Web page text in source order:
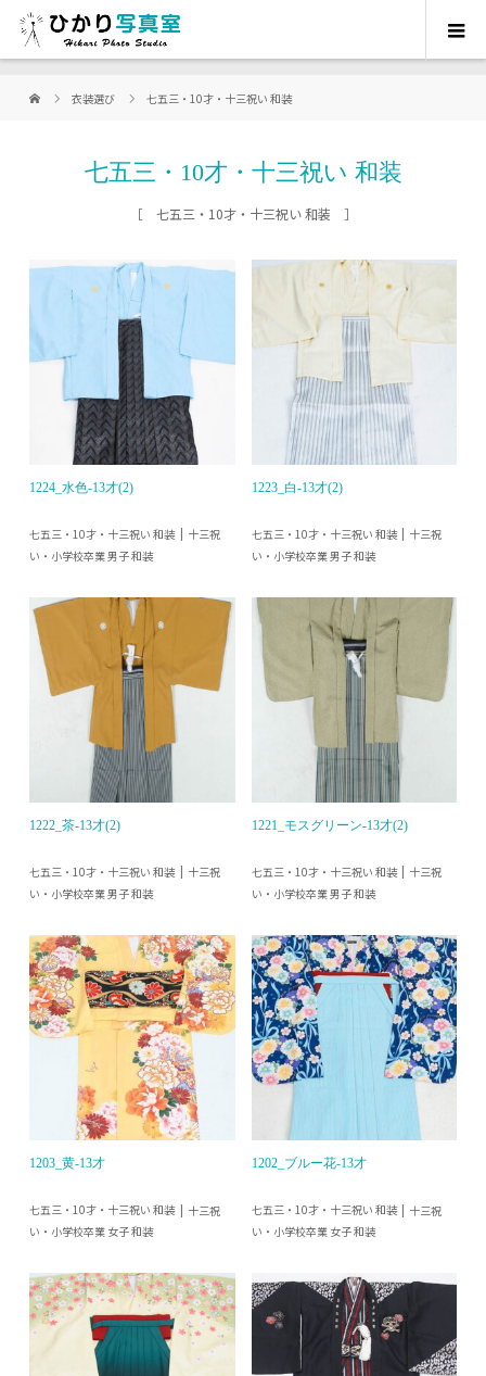
衣装選び 七五三・10才・十三祝い 和装
七五三・10才・十三祝い 和装
［ 七五三・10才・十三祝い 和装 ］
1224_水色-13才(2)
七五三・10才・十三祝い 和装
十三祝
い・小学校卒業 男子 和装
1223_白-13才(2)
七五三・10才・十三祝い 和装
十三祝
い・小学校卒業 男子 和装
1222_茶-13才(2)
七五三・10才・十三祝い 和装
十三祝
い・小学校卒業 男子 和装
1221_モスグリーン-13才(2)
七五三・10才・十三祝い 和装
十三祝
い・小学校卒業 男子 和装
1203_黄-13才
七五三・10才・十三祝い 和装
十三祝
い・小学校卒業 女子 和装
1202_ブルー花-13才
七五三・10才・十三祝い 和装
十三祝
い・小学校卒業 女子 和装